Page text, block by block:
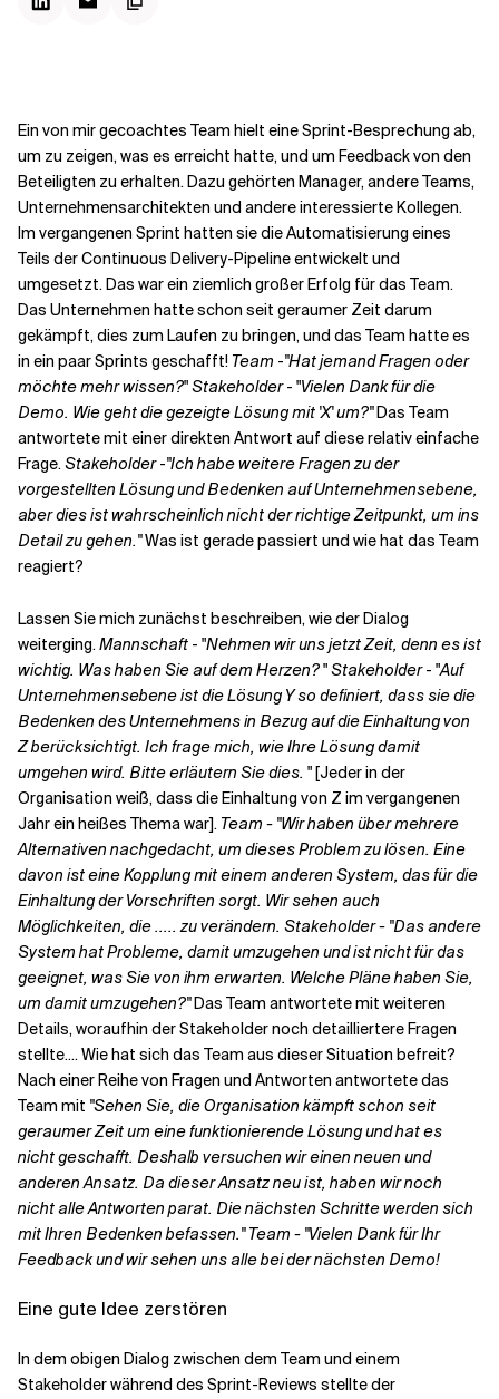
Verwandte Themen
Ein von mir gecoachtes Team hielt eine Sprint-Besprechung ab,
um zu zeigen, was es erreicht hatte, und um Feedback von den
Beteiligten zu erhalten. Dazu gehörten Manager, andere Teams,
Unternehmensarchitekten und andere interessierte Kollegen.
Im vergangenen Sprint hatten sie die Automatisierung eines
Teils der Continuous Delivery-Pipeline entwickelt und
umgesetzt. Das war ein ziemlich großer Erfolg für das Team.
Das Unternehmen hatte schon seit geraumer Zeit darum
gekämpft, dies zum Laufen zu bringen, und das Team hatte es
in ein paar Sprints geschafft! Team -"Hat jemand Fragen oder
möchte mehr wissen?"Stakeholder- "Vielen Dank für die
Demo. Wie geht die gezeigte Lösung mit 'X' um?"Das Team
antwortete mit einer direkten Antwort auf diese relativ einfache
Frage.Stakeholder-"Ich habe weitere Fragen zu der
vorgestellten Lösung und Bedenken auf Unternehmensebene,
aber dies ist wahrscheinlich nicht der richtige Zeitpunkt, um ins
Detail zu gehen."Was ist gerade passiert und wie hat das Team
reagiert?
Lassen Sie mich zunächst beschreiben, wie der Dialog
weiterging.Mannschaft - "Nehmen wir uns jetzt Zeit, denn es ist
wichtig. Was haben Sie auf dem Herzen?"Stakeholder- "Auf
Unternehmensebene ist die Lösung Y so definiert, dass sie die
Bedenken des Unternehmens in Bezug auf die Einhaltung von
Z berücksichtigt. Ich frage mich, wie Ihre Lösung damit
umgehen wird. Bitte erläutern Sie dies. " [Jeder in der
Organisation weiß, dass die Einhaltung von Z im vergangenen
Jahr ein heißes Thema war]. Team - "Wir haben über mehrere
Alternativen nachgedacht, um dieses Problem zu lösen. Eine
davon ist eine Kopplung mit einem anderen System, das für die
Einhaltung der Vorschriften sorgt. Wir sehen auch
Möglichkeiten, die ..... zu verändern. Stakeholder - "Das andere
System hat Probleme, damit umzugehen und ist nicht für das
geeignet, was Sie von ihm erwarten. Welche Pläne haben Sie,
um damit umzugehen?"Das Team antwortete mit weiteren
Details, woraufhin der Stakeholder noch detailliertere Fragen
stellte.... Wie hat sich das Team aus dieser Situation befreit?
Nach einer Reihe von Fragen und Antworten antwortete das
Team mit "Sehen Sie, die Organisation kämpft schon seit
geraumer Zeit um eine funktionierende Lösung und hat es
nicht geschafft. Deshalb versuchen wir einen neuen und
anderen Ansatz. Da dieser Ansatz neu ist, haben wir noch
nicht alle Antworten parat. Die nächsten Schritte werden sich
mit Ihren Bedenken befassen." Team - "Vielen Dank für Ihr
Feedback und wir sehen uns alle bei der nächsten Demo!
Eine gute Idee zerstören
In dem obigen Dialog zwischen dem Team und einem
Stakeholder während des Sprint-Reviews stellte der